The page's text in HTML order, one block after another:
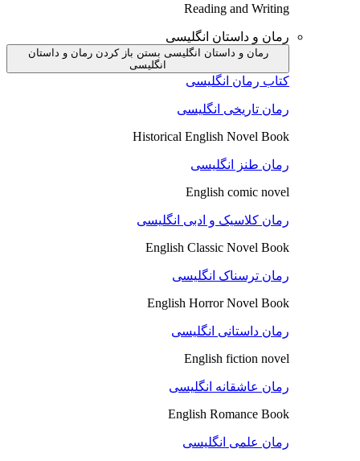
Reading and Writing
رمان و داستان انگلیسی
رمان و داستان انگلیسی بستن باز کردن رمان و داستان
انگلیسی
کتاب رمان انگلیسی
رمان تاریخی انگلیسی
Historical English Novel Book
رمان طنز انگلیسی
English comic novel
رمان کلاسیک و ادبی انگلیسی
English Classic Novel Book
رمان ترسناک انگلیسی
English Horror Novel Book
رمان داستانی انگلیسی
English fiction novel
رمان عاشقانه انگلیسی
English Romance Book
رمان علمی انگلیسی